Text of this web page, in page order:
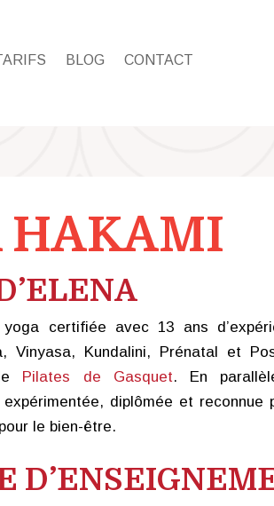
BLOG CONTACT
HAKAMI
certifiée avec 13 ans
Vinyasa, Kundalini, Prénatal et
Pilates de Gasquet. En
diplômée et reconnue
le bien-être.